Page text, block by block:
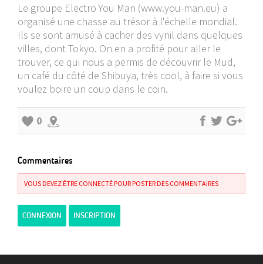
Le groupe Electro You Man (www.you-man.eu) a
organisé une chasse au trésor à l'échelle mondial.
Ils se sont amusé à cacher des vynil dans quelques
villes, dont Tokyo. On en a profité pour aller le
trouver, ce qui nous a permis de découvrir le Mud,
un café du côté de Shibuya, très cool, à faire si vous
voulez boire un coup dans le coin.
0
Commentaires
VOUS DEVEZ ÊTRE CONNECTÉ POUR POSTER DES COMMENTAIRES
CONNEXION INSCRIPTION